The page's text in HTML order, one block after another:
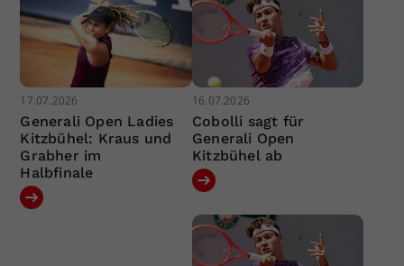
17.07.2026
Generali Open Ladies
Kitzbühel: Kraus und
Grabher im
Halbfinale
16.07.2026
Cobolli sagt für
Generali Open
Kitzbühel ab